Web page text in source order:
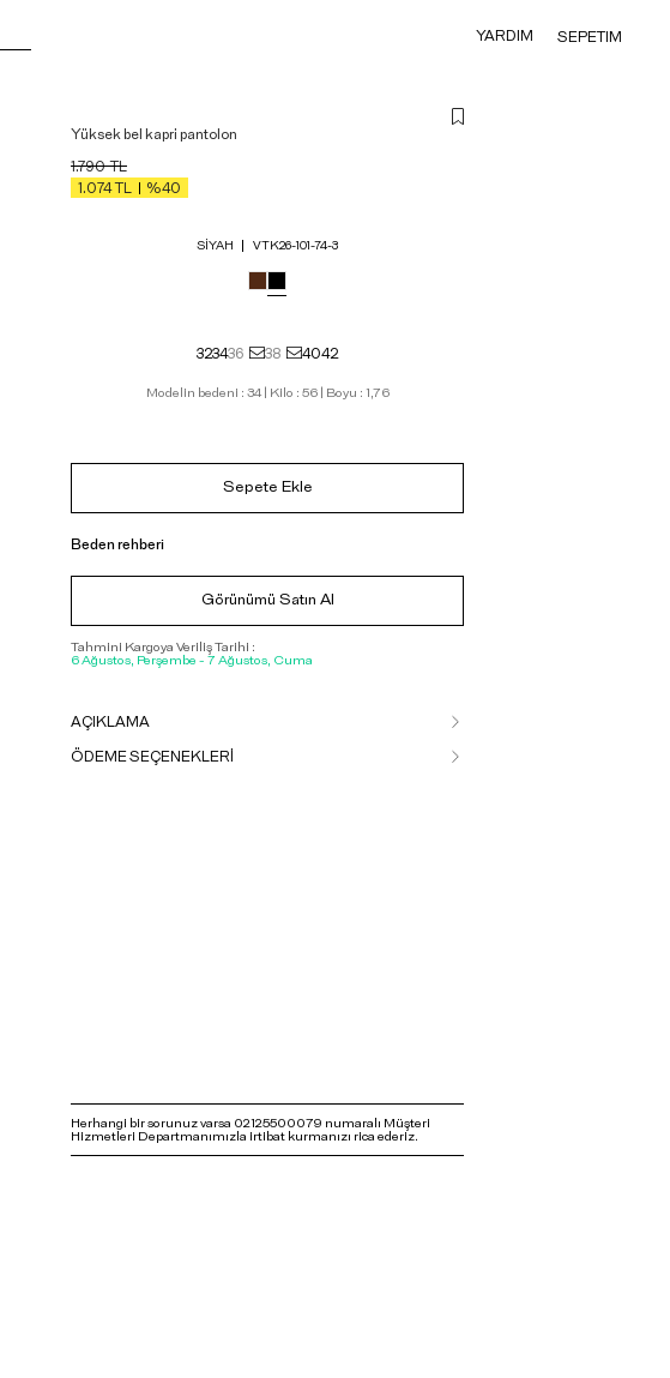
YARDIM SEPETIM
Yüksek bel kapri pantolon
1.790TL
1.074 TL %40
SIYAH VTK26-101-74-3
323436 38 4042
Modelin bedeni : 34 | Kilo : 56 | Boyu : 1,76
Sepete Ekle
Beden rehberi
Görünümü Satın Al
Tahmini Kargoya Veriliş Tarihi :
6 Ağustos, Perşembe - 7 Ağustos, Cuma
AÇIKLAMA
ÖDEME SEÇENEKLERİ
Herhangi bir sorunuz varsa 02125500079 numaralı Müşteri
Hizmetleri Departmanımızla irtibat kurmanızı rica ederiz.